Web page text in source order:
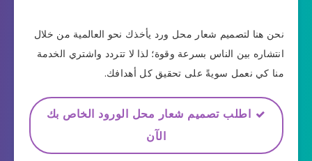
نحن هنا لتصميم شعار محل ورد يأخذك نحو العالمية من خلال
انتشاره بين الناس بسرعة وقوة؛ لذا لا تتردد واشتري الخدمة
منا كي نعمل سويةً على تحقيق كل أهدافك.
اطلب تصميم شعار محل الورود الخاص بك
الآن